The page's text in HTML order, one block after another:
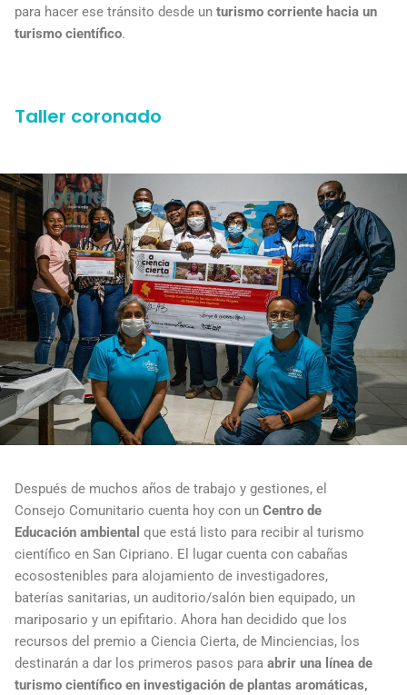
para hacer ese tránsito desde un turismo corriente hacia un
turismo científico.
Taller coronado
Después de muchos años de trabajo y gestiones, el
Consejo Comunitario cuenta hoy con un Centro de
Educación ambiental que está listo para recibir al turismo
científico en San Cipriano. El lugar cuenta con cabañas
ecosostenibles para alojamiento de investigadores,
baterías sanitarias, un auditorio/salón bien equipado, un
mariposario y un epifitario. Ahora han decidido que los
recursos del premio a Ciencia Cierta, de Minciencias, los
destinarán a dar los primeros pasos para abrir una línea de
turismo científico en investigación de plantas aromáticas,